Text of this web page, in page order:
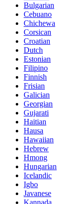
Bulgarian
Cebuano
Chichewa
Corsican
Croatian
Dutch
Estonian
Filipino
Finnish
Frisian
Galician
Georgian
Gujarati
Haitian
Hausa
Hawaiian
Hebrew
Hmong
Hungarian
Icelandic
Igbo
Javanese
Kannada